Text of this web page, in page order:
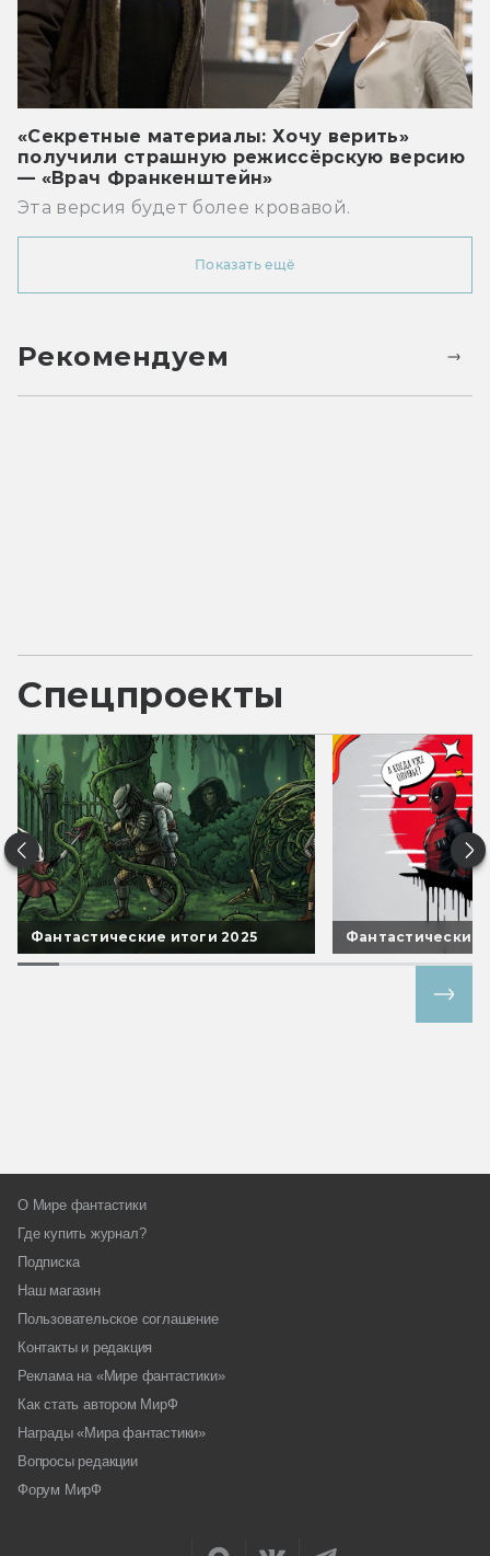
«Секретные материалы: Хочу верить»
получили страшную режиссёрскую версию
— «Врач Франкенштейн»
Эта версия будет более кровавой.
Показать ещё
Рекомендуем
Спецпроекты
Фантастические итоги 2025 Фантастические
О Мире фантастики
Где купить журнал?
Подписка
Наш магазин
Пользовательское соглашение
Контакты и редакция
Реклама на «Мире фантастики»
Как стать автором МирФ
Награды «Мира фантастики»
Вопросы редакции
Форум МирФ